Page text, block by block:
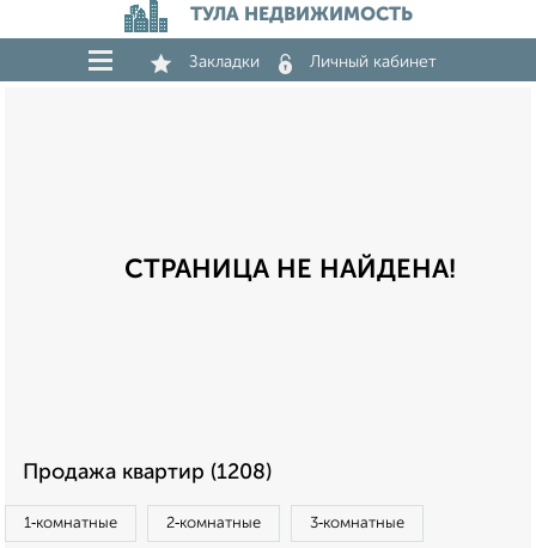
ТУЛА НЕДВИЖИМОСТЬ
Закладки Личный кабинет
СТРАНИЦА НЕ НАЙДЕНА!
Продажа квартир (1208)
1‑комнатные 2‑комнатные 3‑комнатные